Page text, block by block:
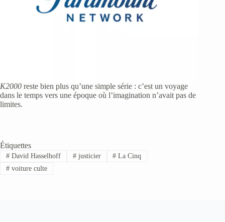
K2000 reste bien plus qu’une simple série : c’est un voyage
dans le temps vers une époque où l’imagination n’avait pas de
limites.
Étiquettes
#David Hasselhoff #justicier # La Cinq
#voiture culte